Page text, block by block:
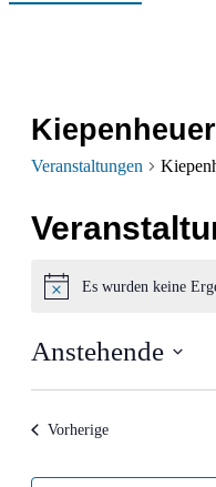
Veranstaltungen
Hinweis
Es wurden keine
Anstehende
VorherigeVeranstaltungen